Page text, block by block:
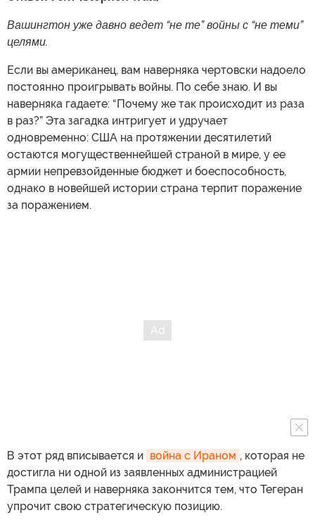
Вашингтон уже давно ведет “не те” войны с “не теми”
целями.
Если вы американец, вам наверняка чертовски надоело
постоянно проигрывать войны. По себе знаю. И вы
наверняка гадаете: “Почему же так происходит из раза
в раз?” Эта загадка интригует и удручает
одновременно: США на протяжении десятилетий
остаются могущественнейшей страной в мире, у ее
армии непревзойденные бюджет и боеспособность,
однако в новейшей истории страна терпит поражение
за поражением.
В этот ряд вписывается и война с Ираном , которая не
достигла ни одной из заявленных администрацией
Трампа целей и наверняка закончится тем, что Тегеран
упрочит свою стратегическую позицию.